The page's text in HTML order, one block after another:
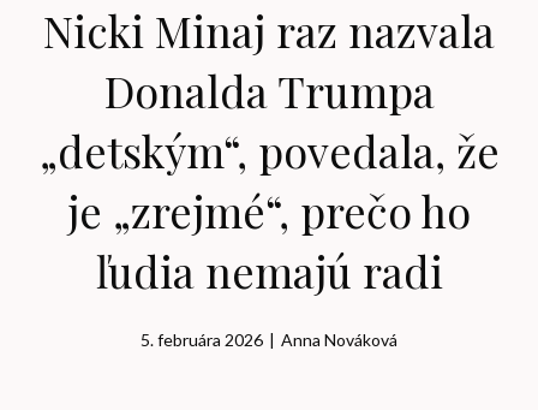
Nicki Minaj raz nazvala
Donalda Trumpa
„detským“, povedala, že
je „zrejmé“, prečo ho
ľudia nemajú radi
5. februára 2026 | Anna Nováková